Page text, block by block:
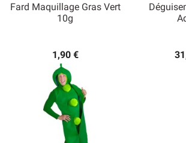
Fard Maquillage Gras Vert
10g
1,90 €